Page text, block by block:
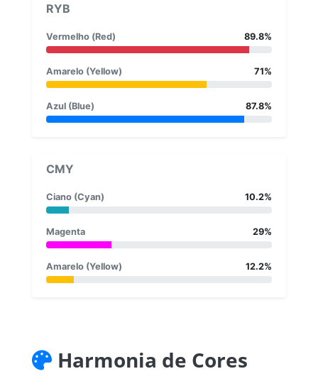
RYB
Vermelho (Red) 89.8%
Amarelo (Yellow) 71%
Azul (Blue) 87.8%
CMY
Ciano (Cyan) 10.2%
Magenta 29%
Amarelo (Yellow) 12.2%
Harmonia de Cores